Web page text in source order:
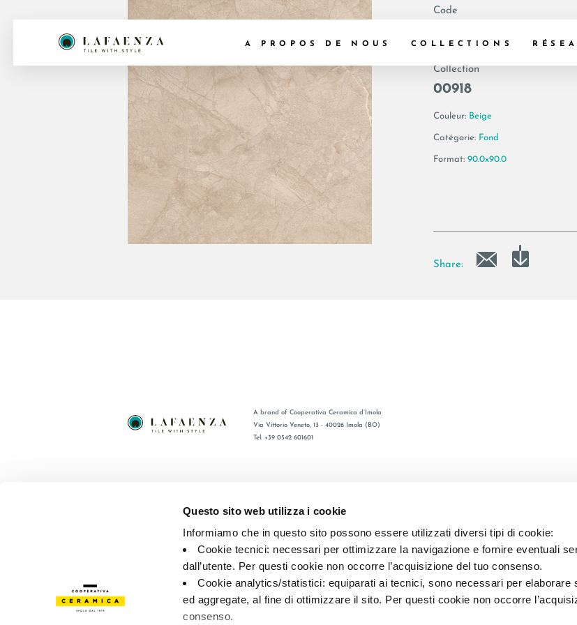
Questo sito web utilizza i cookie
Informiamo che in questo sito possono essere utilizzati diversi tipi di cookie:
Cookie tecnici: necessari per ottimizzare la navigazione e fornire eventuali
dall’utente. Per questi cookie non occorre l’acquisizione del tuo consenso.
Cookie analytics/statistici: equiparati ai tecnici, sono necessari per elaborare
ed aggregate, al fine di ottimizzare il sito. Per questi cookie non occorre
consenso.
A PROPOS DE NOUS COLLECTIONS
Code
Collection
00918
Couleur: Beige
Catégorie: Fond
Format: 90.0x90.0
Share:
A brand of Cooperativa Ceramica d’Imola
Via Vittorio Veneto, 13 - 40026 Imola (BO)
Tel: +39 0542 601601
P.IVA IT00498281203 C.F. E REG. IMPR. BO 00286900378 R.E.A. BO 5545
Cookie policy— Privacy preferences